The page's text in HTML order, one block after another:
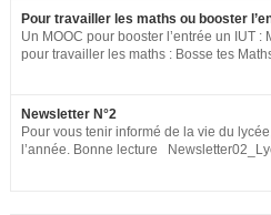
pour toute la fonction publique + SNCF.
publique.gouv.fr/biep/bienvenue-sur-la-
lemploi-public
Pour travailler les maths ou booster
Un MOOC pour booster l’entrée un IUT
pour travailler les maths : Bosse tes
Newsletter N°2
Pour vous tenir informé de la vie du
l’année. Bonne lecture